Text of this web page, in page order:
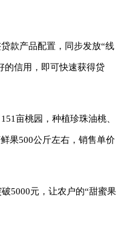
款产品配置，同步发放“线
的信用，即可快速获得贷
亩桃园，种植珍珠油桃、
果500公斤左右，销售单价
5000元，让农户的“甜蜜果